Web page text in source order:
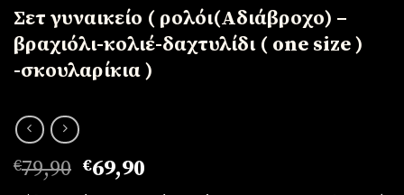
Σετ γυναικείο ( ρολόι(Αδιάβροχο) –
βραχιόλι-κολιέ-δαχτυλίδι ( one size )
-σκουλαρίκια )
€79,90 Original
€69,90